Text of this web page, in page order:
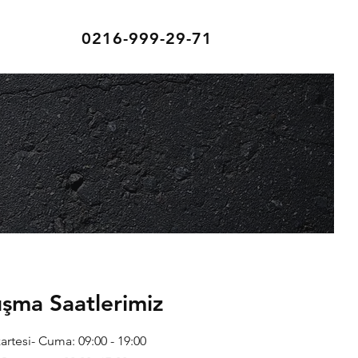
0216-999-29-71
Saatlerimiz
Cuma: 09:00 - 19:00